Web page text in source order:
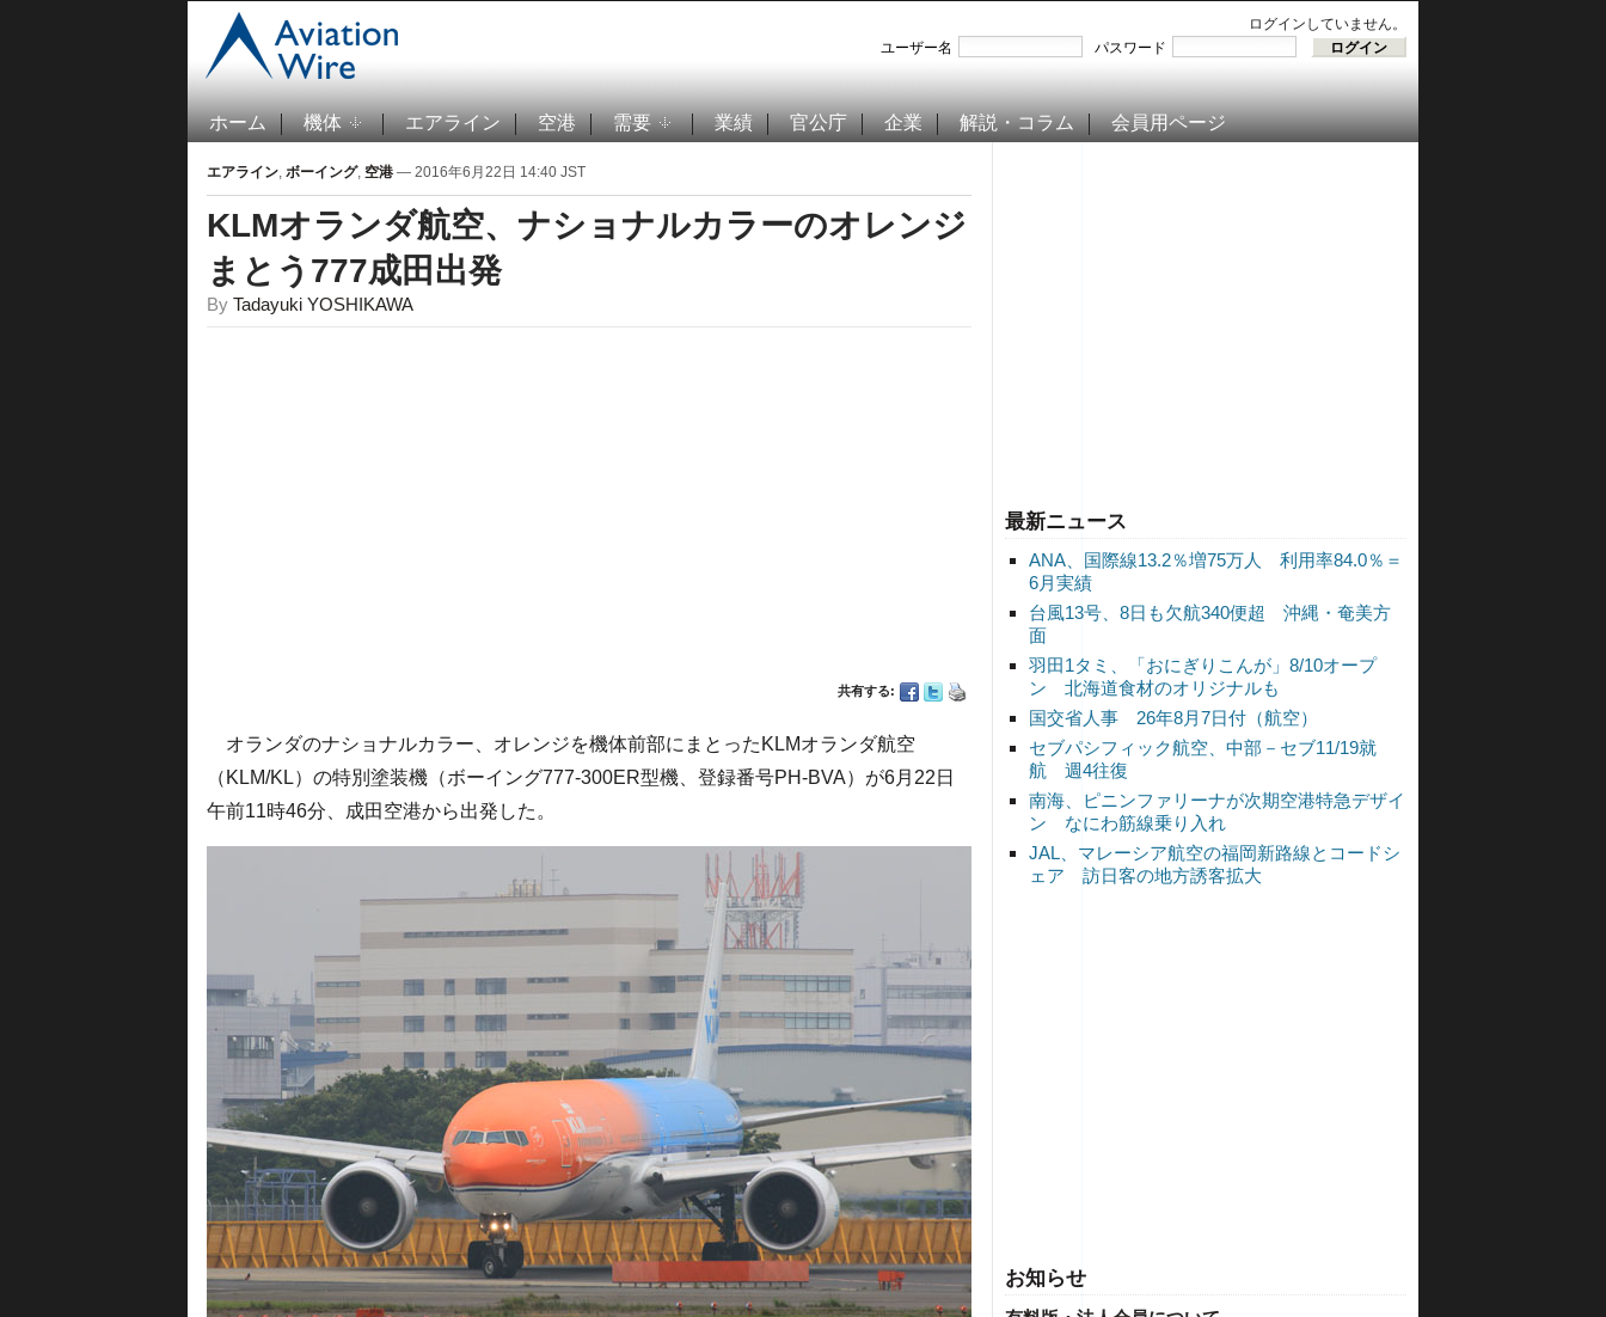
ログインしていません。
ユーザー名
パスワード
ホーム 機体 エアライン 空港 需要 業績 官公庁 企業 解説・コラム 会員用ページ
最新ニュース
ANA、国際線13.2％増75万人 利用率84.0％＝
6月実績
台風13号、8日も欠航340便超 沖縄・奄美方
面
羽田1タミ、「おにぎりこんが」8/10オープ
ン 北海道食材のオリジナルも
国交省人事 26年8月7日付（航空）
セブパシフィック航空、中部－セブ11/19就
航 週4往復
南海、ピニンファリーナが次期空港特急デザイ
ン なにわ筋線乗り入れ
JAL、マレーシア航空の福岡新路線とコードシ
ェア 訪日客の地方誘客拡大
お知らせ
エアライン, ボーイング, 空港 — 2016年6月22日 14:40 JST
KLMオランダ航空、ナショナルカラーのオレンジ
まとう777成田出発
By Tadayuki YOSHIKAWA
共有する:
オランダのナショナルカラー、オレンジを機体前部にまとったKLMオランダ航空
（KLM/KL）の特別塗装機（ボーイング777-300ER型機、登録番号PH-BVA）が6月22日
午前11時46分、成田空港から出発した。